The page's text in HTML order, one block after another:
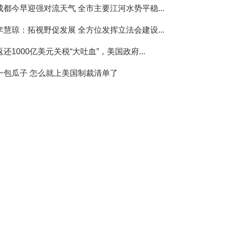
都今早迎强对流天气 全市主要江河水势平稳...
慧琼：拓视野促发展 全方位发挥立法会建设...
还1000亿美元关税“大吐血”，美国政府...
包瓜子 怎么就上美国制裁清单了